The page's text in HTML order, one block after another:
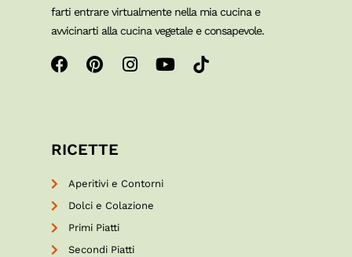
farti entrare virtualmente nella mia cucina e
avvicinarti alla cucina vegetale e consapevole.
RICETTE
Aperitivi e Contorni
Dolci e Colazione
Primi Piatti
Secondi Piatti